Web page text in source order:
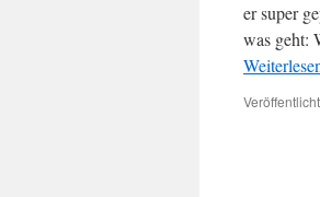
er super
was geht: